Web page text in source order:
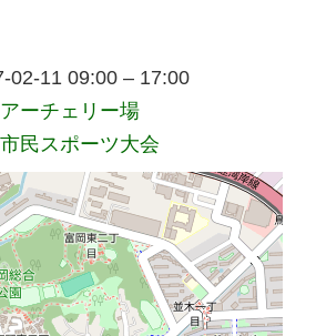
02-11 09:00 – 17:00
ーチェリー場
市民スポーツ大会